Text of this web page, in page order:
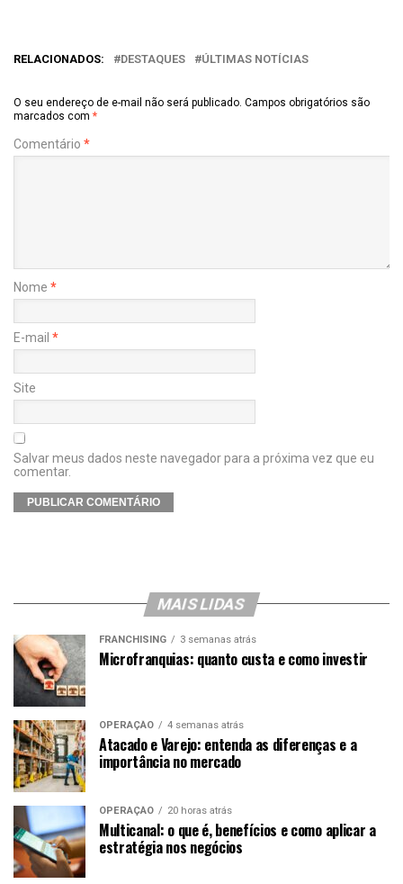
RELACIONADOS: DESTAQUES ÚLTIMAS NOTÍCIAS
O seu endereço de e-mail não será publicado. Campos obrigatórios são
marcados com *
Comentário *
Nome *
E-mail *
Site
Salvar meus dados neste navegador para a próxima vez que eu
comentar.
MAIS LIDAS
FRANCHISING 3 semanas atrás
Microfranquias: quanto custa e como investir
OPERAÇÃO 4 semanas atrás
Atacado e Varejo: entenda as diferenças e a
importância no mercado
OPERAÇÃO 20 horas atrás
Multicanal: o que é, benefícios e como aplicar a
estratégia nos negócios